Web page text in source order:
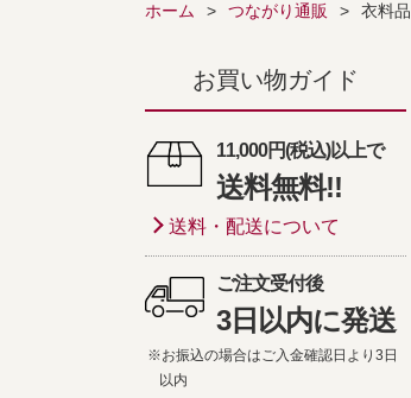
ホーム つながり通販 衣料品
お買い物ガイド
11,000円(税込)以上で
送料無料!!
送料・配送について
ご注文受付後
3日以内に発送
※お振込の場合はご入金確認日より3日
以内